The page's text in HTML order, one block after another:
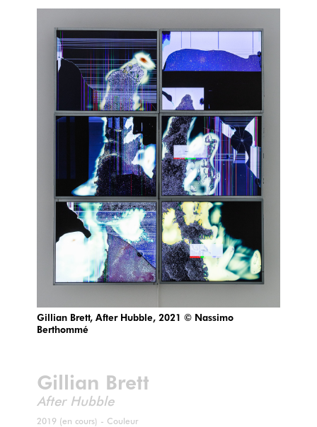
Gillian Brett, After Hubble, 2021 © Nassimo
Berthommé
Gillian Brett
After Hubble
2019 (en cours) - Couleur